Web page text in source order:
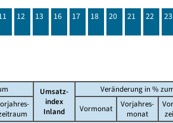
12 13 16 17 18 20 21 22 23
Umsatz-
index
Inland
Veränderung in %
Vormonat
Vorjahres-
monat